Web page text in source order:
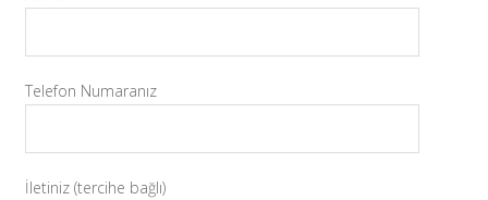
Telefon Numaranız
İletiniz (tercihe bağlı)